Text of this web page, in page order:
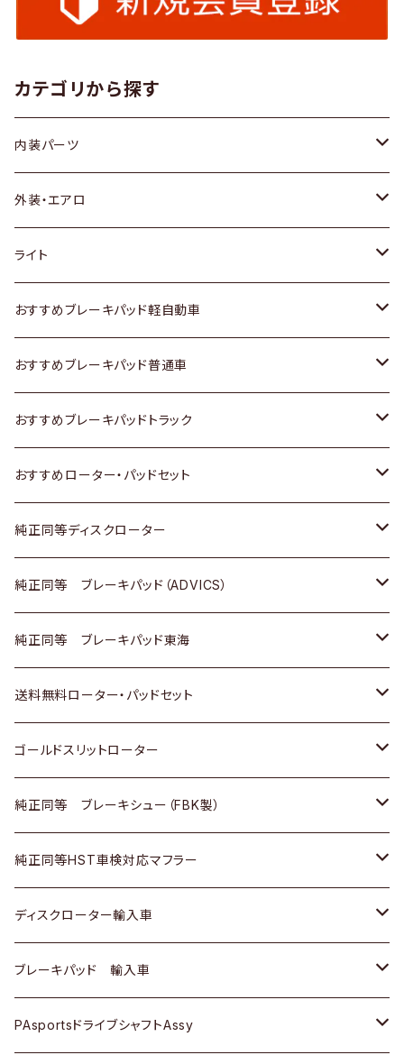
カテゴリから探す
内装パーツ
トヨタ
ホンダ
スズキ
日産
いすゞ
ダイハツ
マツダ
三菱
スバル
日野
三菱ふそう
ＢＭＷ
外装・エアロ
トヨタ
ホンダ
スズキ
日産
いすゞ
ダイハツ
マツダ
三菱
日野
三菱ふそう
ライト
トヨタ
スズキ
日産
いすゞ
ダイハツ
三菱
日野
三菱ふそう
その他
おすすめブレーキパッド軽自動車
トヨタ
ホンダ
スズキ
日産
ダイハツ
マツダ
三菱
スバル
おすすめブレーキパッド普通車
トヨタ
ホンダ
スズキ
日産
いすゞ
ダイハツ
マツダ
三菱
スバル
おすすめブレーキパッドトラック
トヨタ
日産
いすゞ
ダイハツ
マツダ
三菱
おすすめローター・パッドセット
トヨタ
ホンダ
スズキ
日産
ダイハツ
マツダ
三菱
スバル
純正同等ディスクローター
トヨタ
ホンダ
スズキ
日産
いすゞ
ダイハツ
マツダ
三菱
スバル
純正同等 ブレーキパッド（ADVICS）
トヨタ
ホンダ
スズキ
日産
ダイハツ
マツダ
三菱
スバル
純正同等 ブレーキパッド東海
トヨタ
ホンダ
日産
いすゞ
ダイハツ
マツダ
三菱
送料無料ローター・パッドセット
トヨタ
ホンダ
スズキ
日産
ダイハツ
マツダ
ゴールドスリットローター
トヨタ
ホンダ
スズキ
日産
ダイハツ
純正同等 ブレーキシュー（FBK製）
ホンダ
スズキ
日産
ダイハツ
純正同等HST車検対応マフラー
トヨタ
ホンダ
スズキ
ディスクローター輸入車
ＡＵＤＩ
ＢＥＮＺ
ブレーキパッド 輸入車
ＢＥＮＺ
PAsportsドライブシャフトAssy